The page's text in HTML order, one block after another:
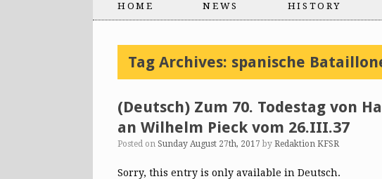
HOME NEWS HISTORY
Tag Archives: spanische
(Deutsch) Zum 70. Todestag von
an Wilhelm Pieck vom 26.III.37
Posted on Sunday August 27th, 2017 by Redaktion KFSR
Sorry, this entry is only available in Deutsch.